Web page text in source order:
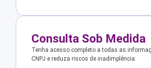
Consulta Sob Medida
Tenha acesso completo a todas as
CNPJ e reduza riscos de inadimplência.